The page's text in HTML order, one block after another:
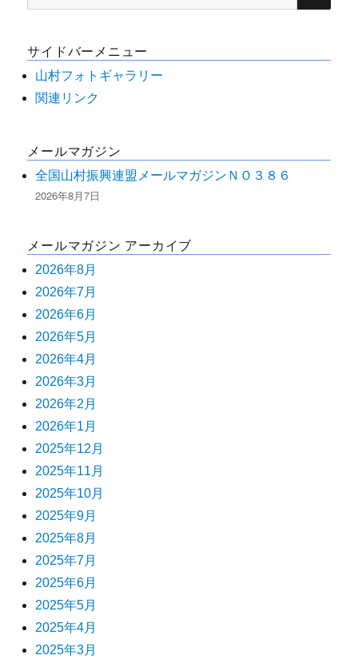
索
象:
サイドバーメニュー
山村フォトギャラリー
関連リンク
メールマガジン
全国山村振興連盟メールマガジンＮＯ３８６
2026年8月7日
メールマガジン アーカイブ
2026年8月
2026年7月
2026年6月
2026年5月
2026年4月
2026年3月
2026年2月
2026年1月
2025年12月
2025年11月
2025年10月
2025年9月
2025年8月
2025年7月
2025年6月
2025年5月
2025年4月
2025年3月